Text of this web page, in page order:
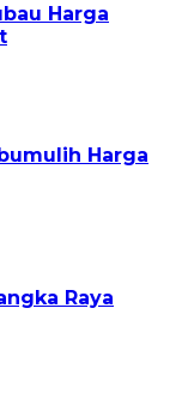
Harga
Harga
Raya